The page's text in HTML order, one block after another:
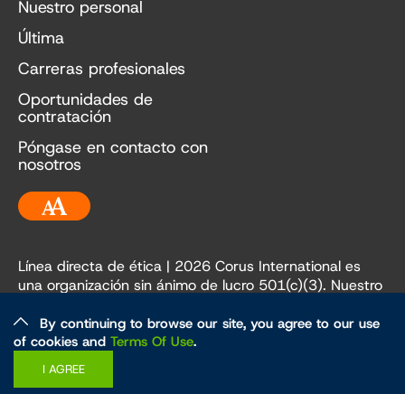
Nuestro personal
Última
Carreras profesionales
Oportunidades de
contratación
Póngase en contacto con
nosotros
Línea directa de ética | 2026 Corus International es
una organización sin ánimo de lucro 501(c)(3). Nuestro
Ética y políticas Política de privacidad
By continuing to browse our site, you agree to our use
of cookies and Terms Of Use.
I AGREE